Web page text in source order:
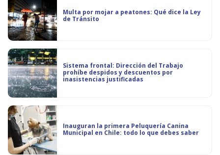
Multa por mojar a peatones: Qué dice la Ley
de Tránsito
Sistema frontal: Dirección del Trabajo
prohíbe despidos y descuentos por
inasistencias justificadas
Inauguran la primera Peluquería Canina
Municipal en Chile: todo lo que debes saber